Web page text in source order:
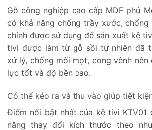
Gỗ công nghiệp cao cấp MDF phủ
có khả năng chống trầy xước, chống
chính được sử dụng để sản xuất kệ
tivi được làm từ gỗ sồi tự nhiên đã
xử lý, chống mối mọt, cong vênh nên
lực tốt và độ bền cao.
Có thể kéo ra và thu vào giúp tiết
Điểm nổi bật nhất của kệ tivi KTV01
năng thay đổi kích thước theo